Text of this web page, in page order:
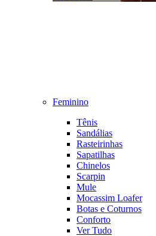
Feminino
Tênis
Sandálias
Rasteirinhas
Sapatilhas
Chinelos
Scarpin
Mule
Mocassim Loafer
Botas e Coturnos
Conforto
Ver Tudo